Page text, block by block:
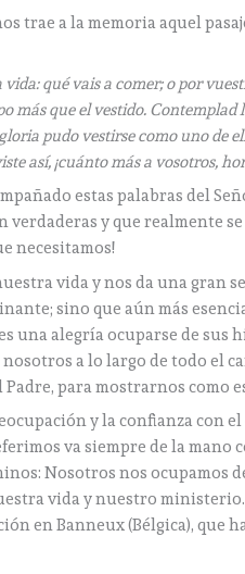
trae a la memoria aquel
qué vais a comer; o por
más que el vestido.
pudo vestirse como uno de
así, ¡cuánto más a vosotros,
estas palabras del
verdaderas y que realmente
necesitamos!
vida y nos da una gran
sino que aún más
una alegría ocuparse de sus
a lo largo de todo el
para mostrarnos como
y la confianza con
va siempre de la mano
Nosotros nos ocupamos
vida y nuestro
en Banneux (Bélgica), que